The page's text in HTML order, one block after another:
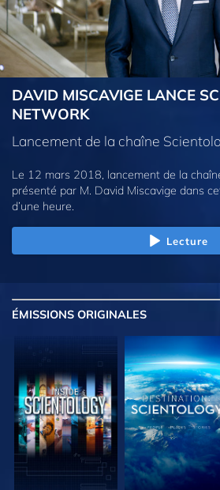
DAVID MISCAVIGE LANCE
NETWORK
Lancement de la chaîne
Le 12 mars 2018, lancement de la
présenté par M. David Miscavige dans
d’une heure.
Lecture
ÉMISSIONS ORIGINALES